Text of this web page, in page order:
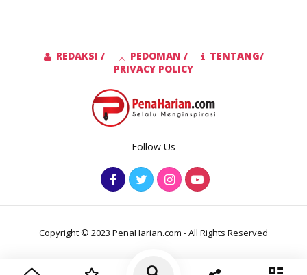
REDAKSI / PEDOMAN /
TENTANG/
PRIVACY POLICY
Follow Us
Copyright © 2023 PenaHarian.com - All Rights Reserved